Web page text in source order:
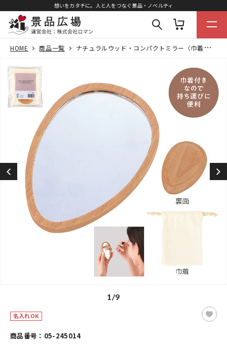
想いをカタチに。人と人をつなぐ景品・ノベルティ
HOME 商品一覧 ナチュラルウッド・コンパクトミラー（巾着付き）
1/9
名入れOK
商品番号：05-245014